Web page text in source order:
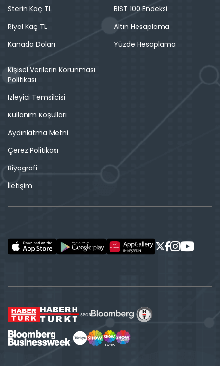
Sterin Kaç TL
Riyal Kaç TL
Kanada Doları
BIST 100 Endeksi
Altın Hesaplama
Yüzde Hesaplama
Kişisel Verilerin Korunması
Politikası
İzleyici Temsilcisi
Kullanım Koşulları
Aydınlatma Metni
Çerez Politikası
Biyografi
İletişim